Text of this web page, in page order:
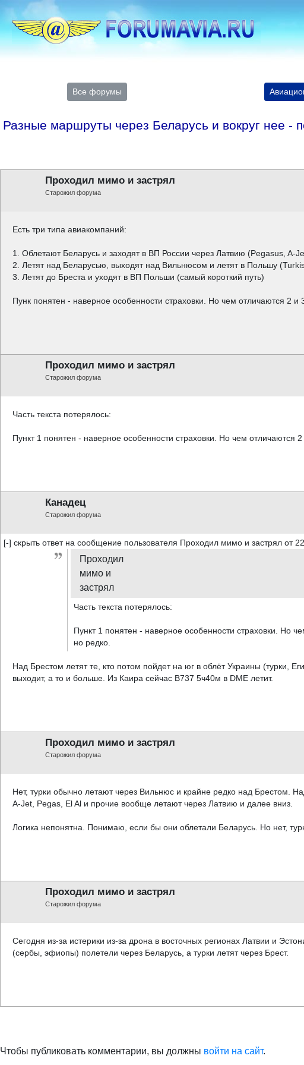
Все форумы
Разные маршруты через Беларусь и вокруг нее -
Проходил мимо и застрял
Старожил форума
Есть три типа авиакомпаний:
1. Облетают Беларусь и заходят в ВП России через Латвию (Pegasus, A-
2. Летят над Беларусью, выходят над Вильнюсом и летят в Польшу
3. Летят до Бреста и уходят в ВП Польши (самый короткий путь)
Пунк понятен - наверное особенности страховки. Но чем отличаются 2 и
Проходил мимо и застрял
Старожил форума
Часть текста потерялось:
Пункт 1 понятен - наверное особенности страховки. Но чем отличаются
Канадец
Старожил форума
[-] скрыть ответ на сообщение пользователя Проходил мимо и застрял от
Проходил
мимо и
застрял
Часть текста потерялось:
Пункт 1 понятен - наверное особенности страховки. Но
но редко.
Над Брестом летят те, кто потом пойдет на юг в облёт Украины (турки,
выходит, а то и больше. Из Каира сейчас В737 5ч40м в DME летит.
Проходил мимо и застрял
Старожил форума
Нет, турки обычно летают через Вильнюс и крайне редко над Брестом.
A-Jet, Pegas, El Al и прочие вообще летают через Латвию и далее вниз.
Логика непонятна. Понимаю, если бы они облетали Беларусь. Но нет,
Проходил мимо и застрял
Старожил форума
Сегодня из-за истерики из-за дрона в восточных регионах Латвии и
(сербы, эфиопы) полетели через Беларусь, а турки летят через Брест.
Чтобы публиковать комментарии, вы должны войти на сайт.